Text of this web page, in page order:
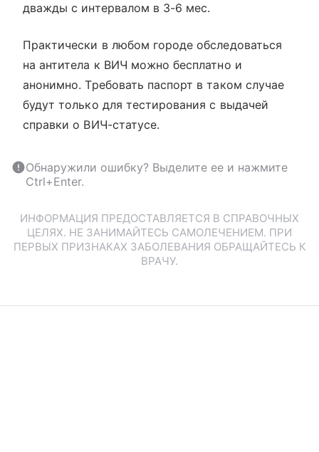
дважды с интервалом в 3-6 мес.
Практически в любом городе обследоваться
на антитела к ВИЧ можно бесплатно и
анонимно. Требовать паспорт в таком случае
будут только для тестирования с выдачей
справки о ВИЧ-статусе.
Обнаружили ошибку? Выделите ее и нажмите
Ctrl+Enter.
ИНФОРМАЦИЯ ПРЕДОСТАВЛЯЕТСЯ В СПРАВОЧНЫХ
ЦЕЛЯХ. НЕ ЗАНИМАЙТЕСЬ САМОЛЕЧЕНИЕМ. ПРИ
ПЕРВЫХ ПРИЗНАКАХ ЗАБОЛЕВАНИЯ ОБРАЩАЙТЕСЬ К
ВРАЧУ.